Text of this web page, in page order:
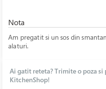
Nota
Am pregatit si un sos din
alaturi.
Ai gatit reteta? Trimite o poza
KitchenShop!